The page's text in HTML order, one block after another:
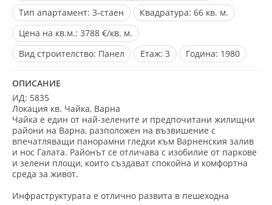
Тип апартамент: 3-стаен Квадратура: 66 кв. м.
Цена на кв.м.: 3788 €/кв. м.
Вид строителство: Панел Eтаж: 3 Година: 1980
ОПИСАНИЕ
ИД: 5835
Локация кв. Чайка, Варна
Чайка е един от най-зелените и предпочитани жилищни
райони на Варна, разположен на възвишение с
впечатляващи панорамни гледки към Варненския залив
и нос Галата. Районът се отличава с изобилие от паркове
и зелени площи, които създават спокойна и комфортна
среда за живот.
Инфраструктурата е отлично развита в пешеходна